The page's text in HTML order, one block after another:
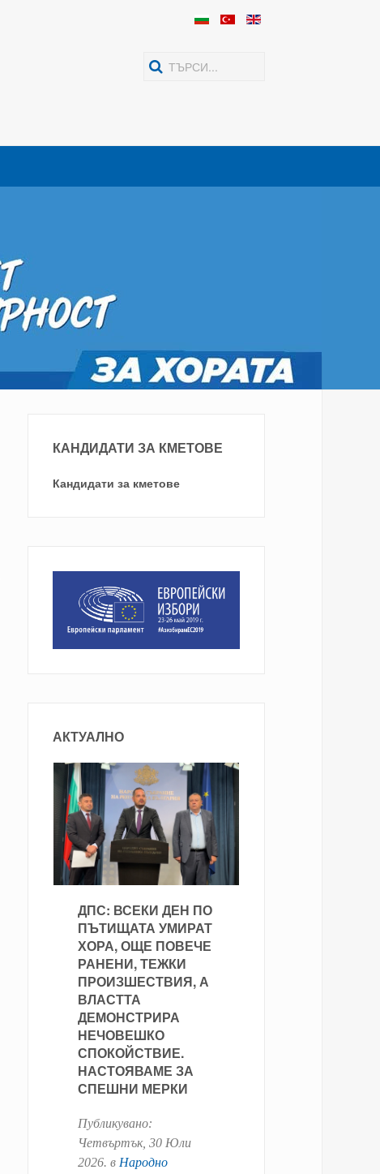
КАНДИДАТИ ЗА КМЕТОВЕ
Кандидати за кметове
АКТУАЛНО
ДПС: ВСЕКИ ДЕН ПО
ПЪТИЩАТА УМИРАТ
ХОРА, ОЩЕ ПОВЕЧЕ
РАНЕНИ, ТЕЖКИ
ПРОИЗШЕСТВИЯ, А
ВЛАСТТА
ДЕМОНСТРИРА
НЕЧОВЕШКО
СПОКОЙСТВИЕ.
НАСТОЯВАМЕ ЗА
СПЕШНИ МЕРКИ
Публикувано:
Четвъртък, 30 Юли
2026. в Народно